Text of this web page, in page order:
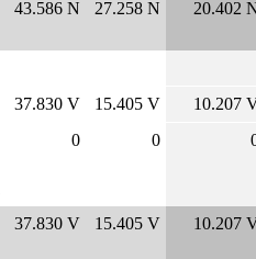
43.586 N 27.258 N 20.402
37.830 V 15.405 V
10.207
0 0
37.830 V 15.405 V 10.207